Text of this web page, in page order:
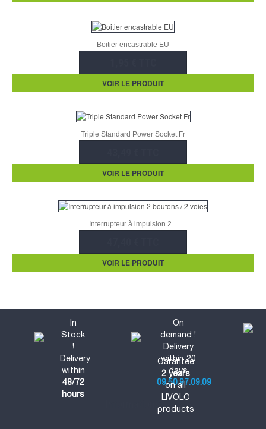
Boitier encastrable EU
VOIR LE PRODUIT
Triple Standard Power Socket Fr
VOIR LE PRODUIT
Interrupteur à impulsion 2...
VOIR LE PRODUIT
In
Stock
!
Delivery
within
48/72
hours
On
demand !
Delivery
within 20
days
09.50.97.09.09
Garantee
2 years
on all
LIVOLO
products